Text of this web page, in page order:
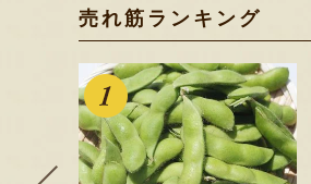
売れ筋ランキング